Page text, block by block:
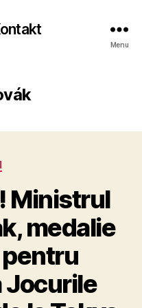
Menu
Ministrul
medalie
Jocurile